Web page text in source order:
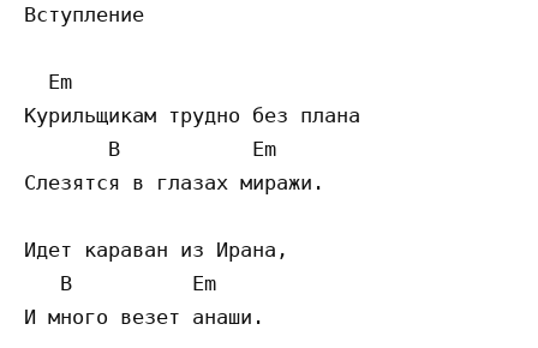
Вступление
  Em
Курильщикам трудно без плана
B
Слезятся в глазах миражи.
Идет караван из Ирана,
   B          Em
И много везет анаши.